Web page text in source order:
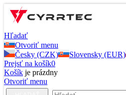
Hľadať
Otvoriť menu
Česky (CZK)
Slovensky (EUR)
Prejsť na košík0
Košík je prázdny
Otvoriť menu